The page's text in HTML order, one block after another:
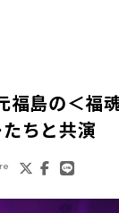
福島の＜福
ちと共演